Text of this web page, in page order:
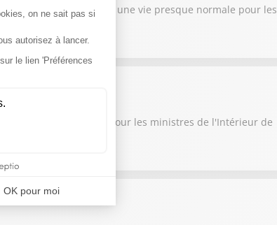
rivière / Retour à une vie presque normale pour les
: réunion d'urgence pour les ministres de l'Intérieur de